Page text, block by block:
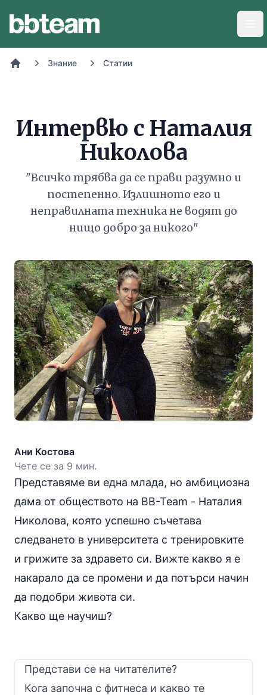
Знание Статии
Интервю с Наталия
Николова
"Всичко трябва да се прави разумно и
постепенно. Излишното его и
неправилната техника не водят до
нищо добро за никого"
Ани Костова
Чете се за 9 мин.
Представяме ви една млада, но амбициозна
дама от обществото на BB-Team - Наталия
Николова, която успешно съчетава
следването в университета с тренировките
и грижите за здравето си. Вижте какво я е
накарало да се промени и да потърси начин
да подобри живота си.
Какво ще научиш?
Представи се на читателите?
Кога започна с фитнеса и какво те